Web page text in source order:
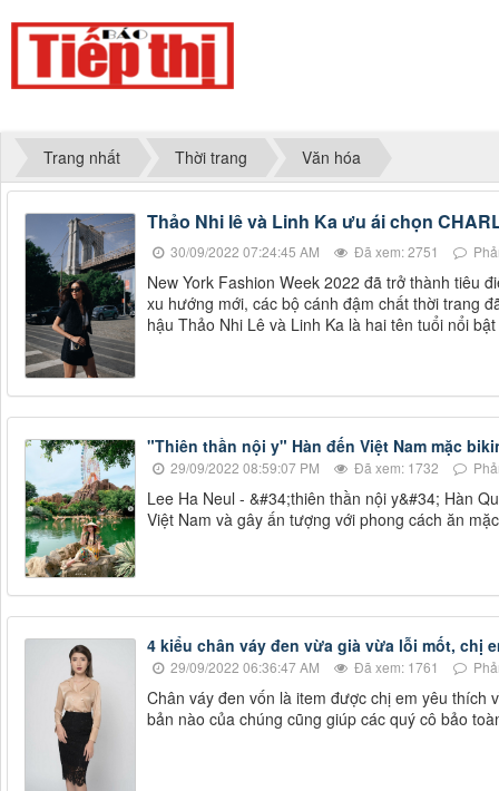
Trang nhất Thời trang Văn hóa
Thảo Nhi lê và Linh Ka ưu ái chọn
30/09/2022 07:24:45 AM Đã xem: 2751
New York Fashion Week 2022 đã trở thành tiêu
xu hướng mới, các bộ cánh đậm chất thời trang
hậu Thảo Nhi Lê và Linh Ka là hai tên tuổi nổi
"Thiên thần nội y" Hàn đến Việt Nam mặc
29/09/2022 08:59:07 PM Đã xem: 1732
Lee Ha Neul - &#34;thiên thần nội y&#34; Hàn
Việt Nam và gây ấn tượng với phong cách ăn
4 kiểu chân váy đen vừa già vừa lỗi mốt, chị
29/09/2022 06:36:47 AM Đã xem: 1761
Chân váy đen vốn là item được chị em yêu thích
bản nào của chúng cũng giúp các quý cô bảo